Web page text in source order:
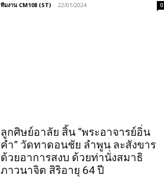
ทีมงาน CM108 (ST) - 22/01/2024 0
ลูกศิษย์อาลัย สิ้น “พระอาจารย์อิ่น
คำ” วัดทาดอนชัย ลำพูน ละสังขาร
ด้วยอาการสงบ ด้วยท่านั่งสมาธิ
ภาวนาจิต สิริอายุ 64 ปี